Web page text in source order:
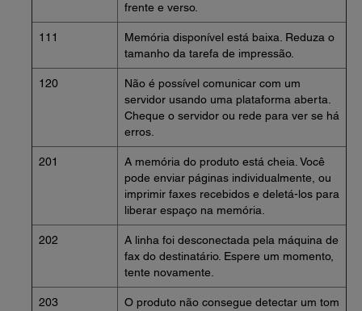
frente e verso.
111
Memória disponível está baixa. Reduza o
tamanho da tarefa de impressão.
120
Não é possível comunicar com um
servidor usando uma plataforma aberta.
Cheque o servidor ou rede para ver se há
erros.
201
A memória do produto está cheia. Você
pode enviar páginas individualmente, ou
imprimir faxes recebidos e deletá-los para
liberar espaço na memória.
202
A linha foi desconectada pela máquina de
fax do destinatário. Espere um momento,
tente novamente.
203
O produto não consegue detectar um tom